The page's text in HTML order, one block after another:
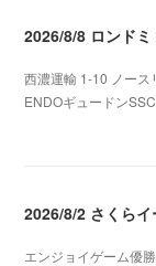
西濃運輸 1-10 ノース
ENDOギュードン
2026/8/2 さくら
エンジョイゲーム優